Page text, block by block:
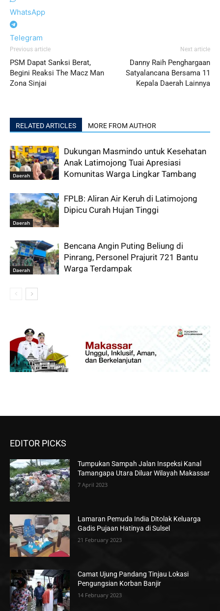
WhatsApp
Telegram
Previous article
PSM Dapat Sanksi Berat,
Begini Reaksi The Macz Man
Zona Sinjai
Next article
Danny Raih Penghargaan
Satyalancana Bersama 11
Kepala Daerah Lainnya
RELATED ARTICLES MORE FROM AUTHOR
Daerah
Dukungan Masmindo untuk Kesehatan
Anak Latimojong Tuai Apresiasi
Komunitas Warga Lingkar Tambang
Daerah
FPLB: Aliran Air Keruh di Latimojong
Dipicu Curah Hujan Tinggi
Daerah
Bencana Angin Puting Beliung di
Pinrang, Personel Prajurit 721 Bantu
Warga Terdampak
EDITOR PICKS
Tumpukan Sampah Jalan Inspeksi Kanal
Tamangapa Utara Diluar Wilayah Makassar
7 April 2023
Lamaran Pemuda India Ditolak Keluarga
Gadis Pujaan Hatinya di Sulsel
21 February 2023
Camat Ujung Pandang Tinjau Lokasi
Pengungsian Korban Banjir
14 February 2023